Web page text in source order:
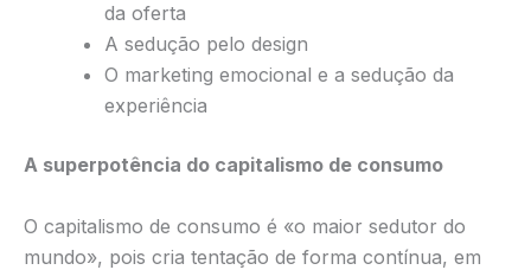
da oferta
A sedução pelo design
O marketing emocional e a sedução da
experiência
A superpotência do capitalismo de consumo
O capitalismo de consumo é «o maior sedutor do
mundo», pois cria tentação de forma contínua, em